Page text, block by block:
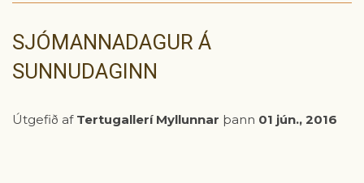
SJÓMANNADAGUR Á
SUNNUDAGINN
Útgefið af Tertugallerí Myllunnar þann 01 jún., 2016